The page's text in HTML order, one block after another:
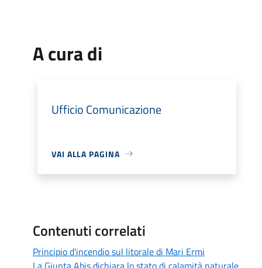
A cura di
Ufficio Comunicazione
VAI ALLA PAGINA
Contenuti correlati
Principio d'incendio sul litorale di Mari Ermi